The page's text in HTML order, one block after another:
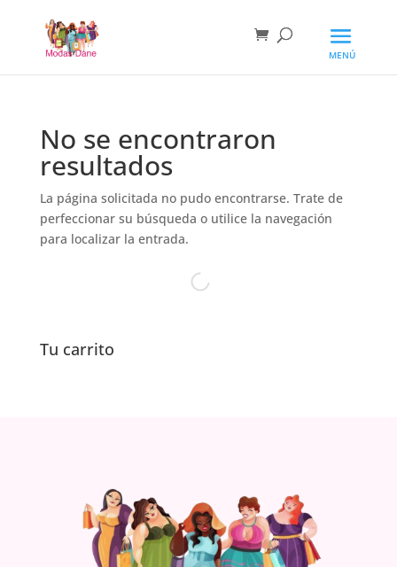
No se encontraron
resultados
La página solicitada no pudo encontrarse. Trate de
perfeccionar su búsqueda o utilice la navegación
para localizar la entrada.
Tu carrito